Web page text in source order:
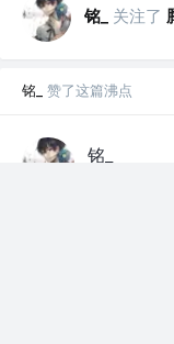
铭_ 关注了
铭_ 赞了这篇沸点
铭_